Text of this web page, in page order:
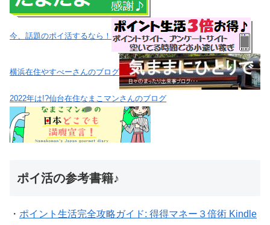
今、話題のポイ活するなら！
横浜在住やすべーさんのブログ
2022年は!?仙台在住なまこマンさんのブログ
ポイ活の参考書籍♪
・ ポイント生活完全攻略ガイド: 得得マネー３倍術 Kindle